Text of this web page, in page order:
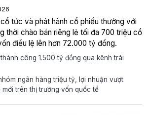
tức và phát hành cổ phiếu thưởng với
thời chào bán riêng lẻ tối đa 700 triệu cổ
điều lệ lên hơn 72.000 tỷ đồng.
công 1.500 tỷ đồng qua kênh trái
ngân hàng triệu tỷ, lợi nhuận vượt
trên thị trường vốn quốc tế